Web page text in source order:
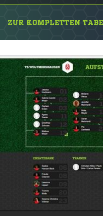
ZUR KOMPLETTEN